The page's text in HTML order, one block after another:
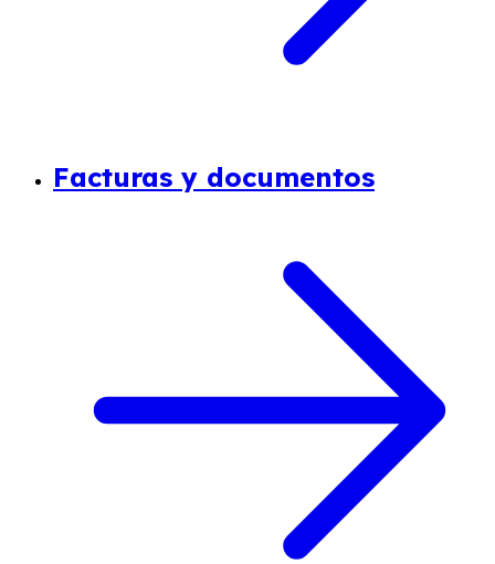
Facturas y documentos